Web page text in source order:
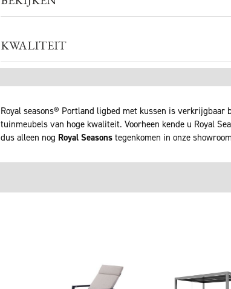
KWALITEIT
Royal seasons® Portland ligbed met kussen is verkrijgbaar
tuinmeubels van hoge kwaliteit. Voorheen kende u Royal
dus alleen nog Royal Seasons tegenkomen in onze